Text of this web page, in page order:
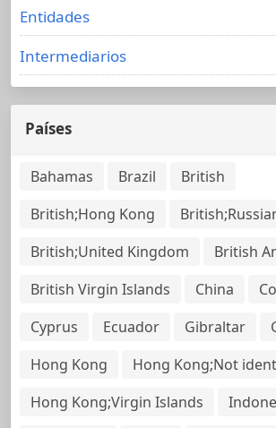
Entidades
Intermediarios
Países
Bahamas Brazil
British
British;Hong Kong
British;United Kingdom
British
British Virgin Islands
China
Cyprus
Ecuador Gibraltar
Hong Kong
Hong Kong;Not
Hong Kong;Virgin Islands